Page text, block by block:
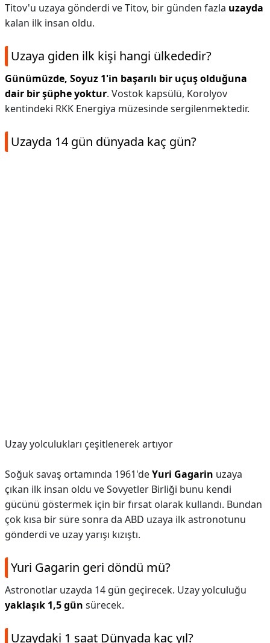
Titov'u uzaya gönderdi ve Titov, bir günden fazla uzayda
kalan ilk insan oldu.
Uzaya giden ilk kişi hangi ülkededir?
Günümüzde, Soyuz 1'in başarılı bir uçuş olduğuna
dair bir şüphe yoktur. Vostok kapsülü, Korolyov
kentindeki RKK Energiya müzesinde sergilenmektedir.
Uzayda 14 gün dünyada kaç gün?
Uzay yolculukları çeşitlenerek artıyor
Soğuk savaş ortamında 1961'deYuri Gagarin uzaya
çıkan ilk insan oldu ve Sovyetler Birliği bunu kendi
gücünü göstermek için bir fırsat olarak kullandı. Bundan
çok kısa bir süre sonra da ABD uzaya ilk astronotunu
gönderdi ve uzay yarışı kızıştı.
Yuri Gagarin geri döndü mü?
Astronotlar uzayda 14 gün geçirecek. Uzay yolculuğu
yaklaşık 1,5 gün sürecek.
Uzaydaki 1 saat Dünyada kaç yıl?